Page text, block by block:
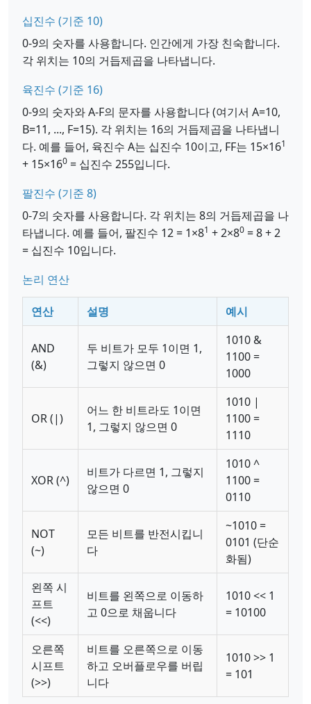
십진수 (기준 10)
0-9의 숫자를 사용합니다. 인간에게 가장 친숙합니다.
각 위치는 10의 거듭제곱을 나타냅니다.
육진수 (기준 16)
0-9의 숫자와 A-F의 문자를 사용합니다 (여기서 A=10,
B=11, ..., F=15). 각 위치는 16의 거듭제곱을 나타냅니
다. 예를 들어, 육진수 A는 십진수 10이고, FF는 15×161
+ 15×160 = 십진수 255입니다.
팔진수 (기준 8)
0-7의 숫자를 사용합니다. 각 위치는 8의 거듭제곱을 나
타냅니다. 예를 들어, 팔진수 12 = 1×81 + 2×80 = 8 + 2
= 십진수 10입니다.
논리 연산
연산 설명 예시
AND
(&)
두 비트가 모두 1이면 1,
그렇지 않으면 0
1010 &
1100 =
1000
OR (|)
어느 한 비트라도 1이면
1, 그렇지 않으면 0
1010 |
1100 =
1110
XOR (^)
비트가 다르면 1, 그렇지
않으면 0
1010 ^
1100 =
0110
NOT
(~)
모든 비트를 반전시킵니
다
~1010 =
0101 (단순
화됨)
왼쪽 시
프트
(<<)
비트를 왼쪽으로 이동하
고 0으로 채웁니다
1010 << 1
= 10100
오른쪽
시프트
(>>)
비트를 오른쪽으로 이동
하고 오버플로우를 버립
니다
1010 >> 1
= 101